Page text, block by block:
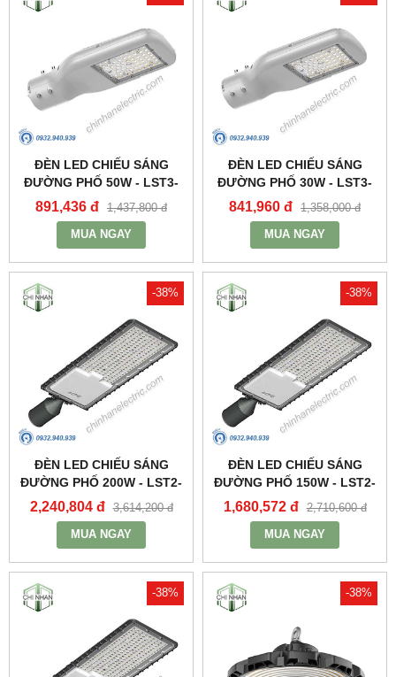
ĐÈN LED CHIẾU SÁNG
ĐƯỜNG PHỐ 50W - LST3-
50 - MPE
891,436 đ 1,437,800 đ
MUA NGAY
ĐÈN LED CHIẾU SÁNG
ĐƯỜNG PHỐ 30W - LST3-
30 - MPE
841,960 đ 1,358,000 đ
MUA NGAY
-38%
ĐÈN LED CHIẾU SÁNG
ĐƯỜNG PHỐ 200W - LST2-
200 - MPE
2,240,804 đ 3,614,200 đ
MUA NGAY
-38%
ĐÈN LED CHIẾU SÁNG
ĐƯỜNG PHỐ 150W - LST2-
150 - MPE
1,680,572 đ 2,710,600 đ
MUA NGAY
-38% -38%